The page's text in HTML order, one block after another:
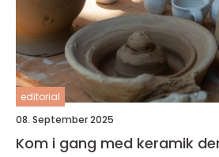
editorial
08. September 2025
Kom i gang med keramik